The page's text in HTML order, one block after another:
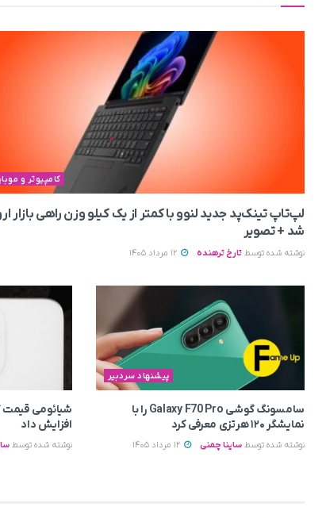
کامپیوتر و
لپ‌تاپ تینک‌پد جدید لنوو با کمتر از یک کیلو وزن راهی بازار
شد + تصویر
نوشته شده توسط تارخ ترهنده
پیشنهاد سردبیر
سامسونگ گوشی Galaxy F70 Pro را با
نمایشگر ۱۲۰ هرتزی معرفی کرد
نوشته شده توسط ساینا چمنی
شیائومی
افزایش داد
نوشته شده توسط